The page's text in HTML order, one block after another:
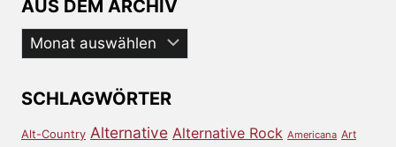
AUS DEM ARCHIV
Aus
dem
SCHLAGWÖRTER
Alt-Country Alternative Alternative Rock Americana Art